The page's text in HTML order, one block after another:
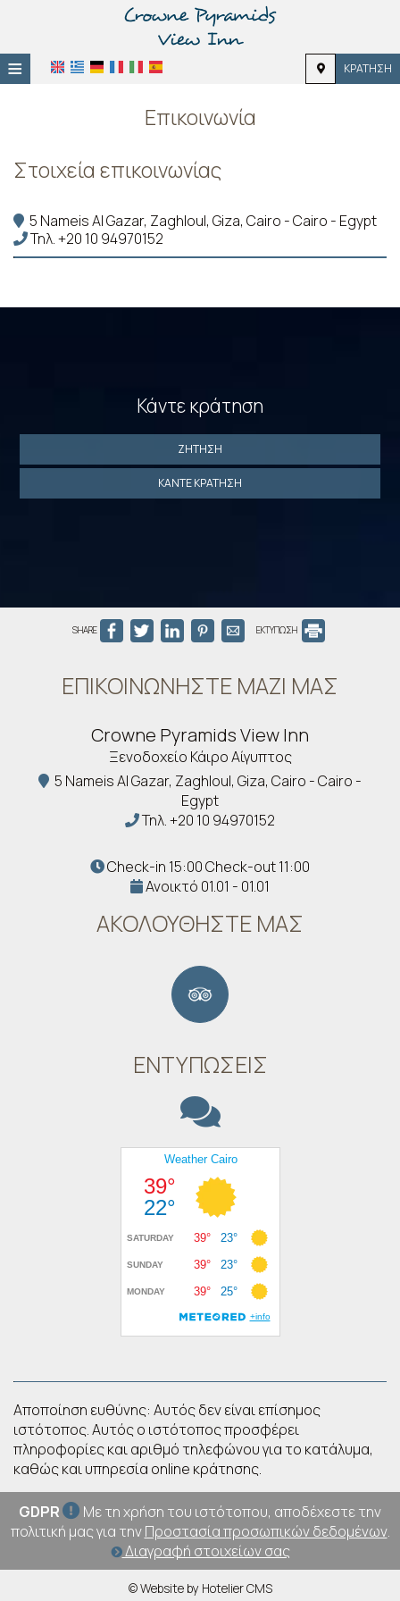
≡ ΚΡΆΤΗΣΗ
Κεντρική
Διαμονή
Παροχές
Φωτογραφίες
Επικοινωνία
Στοιχεία επικοινωνίας
5 Nameis Al Gazar, Zaghloul, Giza, Cairo - Cairo - Egypt
Τηλ.+20 10 94970152
Κάντε κράτηση
ΖΉΤΗΣΗ
ΚΆΝΤΕ ΚΡΆΤΗΣΗ
SHARE ΕΚΤΥΠΩΣΗ
ΕΠΙΚΟΙΝΩΝΉΣΤΕ ΜΑΖΊ ΜΑΣ
Crowne Pyramids View Inn
Ξενοδοχείο Κάιρο Αίγυπτος
5 Nameis Al Gazar, Zaghloul, Giza, Cairo - Cairo -
Egypt
Τηλ.+20 10 94970152
Check-in 15:00 Check-out 11:00
Ανοικτό 01.01 - 01.01
ΑΚΟΛΟΥΘΉΣΤΕ ΜΑΣ
ΕΝΤΥΠΏΣΕΙΣ
Αποποίηση ευθύνης: Αυτός δεν είναι επίσημος
ιστότοπος. Αυτός ο ιστότοπος προσφέρει
πληροφορίες και αριθμό τηλεφώνου για το κατάλυμα,
καθώς και υπηρεσία online κράτησης.
GDPR
Με τη χρήση του ιστότοπου, αποδέχεστε την
πολιτική μας για τηνΠροστασία προσωπικών δεδομένων.
Διαγραφή στοιχείων σας
© Website by Hotelier CMS